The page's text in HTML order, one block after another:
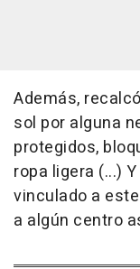
Además,
sol por alguna
protegidos,
ropa ligera (...)
vinculado a
a algún centro